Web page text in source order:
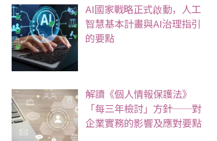
AI國家戰略正式啟動，人工
智慧基本計畫與AI治理指引
的要點
解讀《個人情報保護法》
「每三年檢討」方針──對
企業實務的影響及應對要點